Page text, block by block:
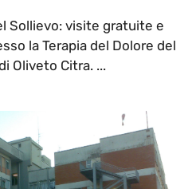
Sollievo: visite gratuite e
la Terapia del Dolore del
Oliveto Citra. ...